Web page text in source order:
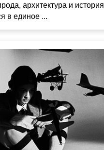
архитектура и история
в единое ...